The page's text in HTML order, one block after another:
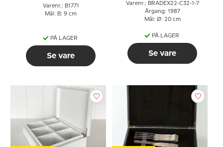
Varenr.: B1771
Mål: B: 9 cm
PÅ LAGER
Se vare
Varenr.: BRADEX22-C32-1-7
Årgang: 1987
Mål: Ø: 20 cm
PÅ LAGER
Se vare